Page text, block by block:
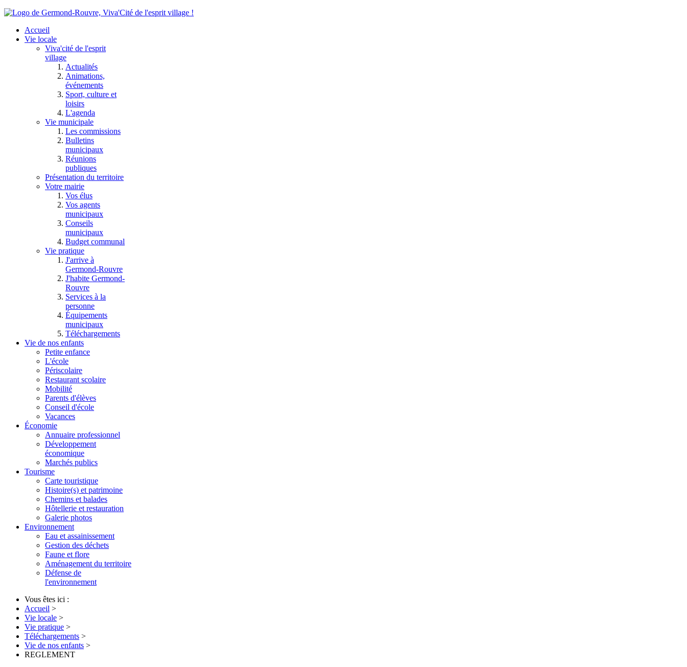
Accueil
Vie locale
Viva'cité de l'esprit
village
Actualités
Animations,
événements
Sport, culture et
loisirs
L'agenda
Vie municipale
Les commissions
Bulletins
municipaux
Réunions
publiques
Présentation du territoire
Votre mairie
Vos élus
Vos agents
municipaux
Conseils
municipaux
Budget communal
Vie pratique
J'arrive à
Germond-Rouvre
J'habite Germond-
Rouvre
Services à la
personne
Équipements
municipaux
Téléchargements
Vie de nos enfants
Petite enfance
L'école
Périscolaire
Restaurant scolaire
Mobilité
Parents d'élèves
Conseil d'école
Vacances
Économie
Annuaire professionnel
Développement
économique
Marchés publics
Tourisme
Carte touristique
Histoire(s) et patrimoine
Chemins et balades
Hôtellerie et restauration
Galerie photos
Environnement
Eau et assainissement
Gestion des déchets
Faune et flore
Aménagement du territoire
Défense de
l'environnement
Vous êtes ici :
Accueil >
Vie locale >
Vie pratique >
Téléchargements >
Vie de nos enfants >
REGLEMENT